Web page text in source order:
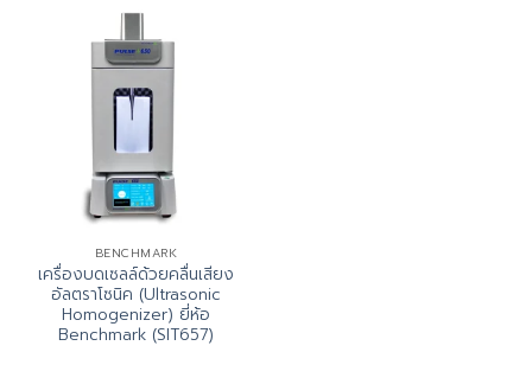
BENCHMARK
เครื่องบดเซลล์ด้วยคลื่นเสียง
อัลตราโซนิค (Ultrasonic
Homogenizer) ยี่ห้อ
Benchmark (SIT657)